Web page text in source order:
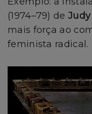
(1974–79) de
mais força ao
feminista radical.